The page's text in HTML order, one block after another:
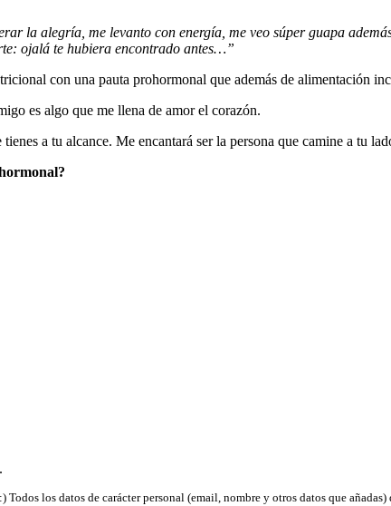
la alegría, me levanto con energía, me veo súper guapa
ojalá te hubiera encontrado antes…”
con una pauta prohormonal que además de alimentación
es algo que me llena de amor el corazón.
tienes a tu alcance. Me encantará ser la persona que camine a tu
los datos de carácter personal (email, nombre y otros datos que